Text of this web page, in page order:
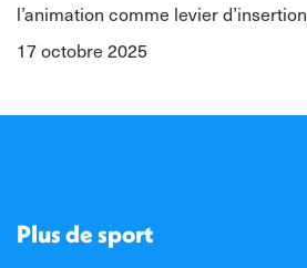
l’animation comme levier d’insertion
17 octobre 2025
Plus de sport